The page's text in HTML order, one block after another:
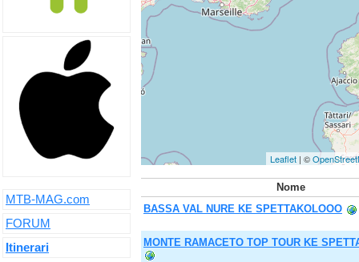
Leaflet | ©
Nome
BASSA VAL NURE KE SPETTAKOLOOO
MONTE RAMACETO TOP TOUR KE
MTB-MAG.com
FORUM
Itinerari